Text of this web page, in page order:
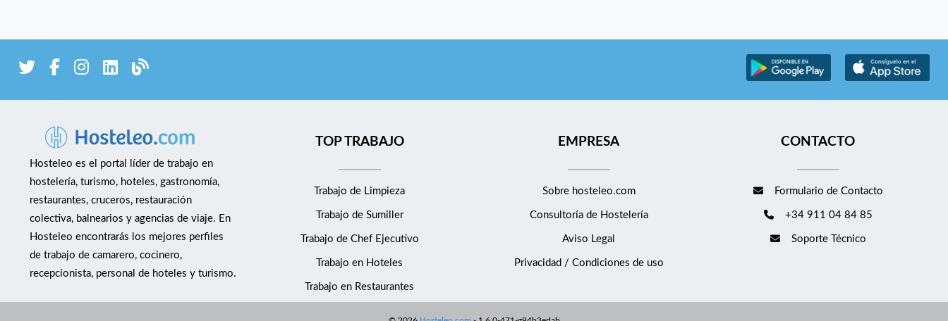
Hosteleo es el portal líder de trabajo en
hostelería, turismo, hoteles, gastronomía,
restaurantes, cruceros, restauración
colectiva, balnearios y agencias de viaje. En
Hosteleo encontrarás los mejores perfiles
de trabajo de camarero, cocinero,
recepcionista, personal de hoteles y turismo.
TOP TRABAJO
Trabajo de Limpieza
Trabajo de Sumiller
Trabajo de Chef Ejecutivo
Trabajo en Hoteles
Trabajo en Restaurantes
EMPRESA
Sobre hosteleo.com
Consultoría de Hostelería
Aviso Legal
Privacidad / Condiciones de uso
CONTACTO
Formulario de Contacto
+34 911 04 84 85
Soporte Técnico